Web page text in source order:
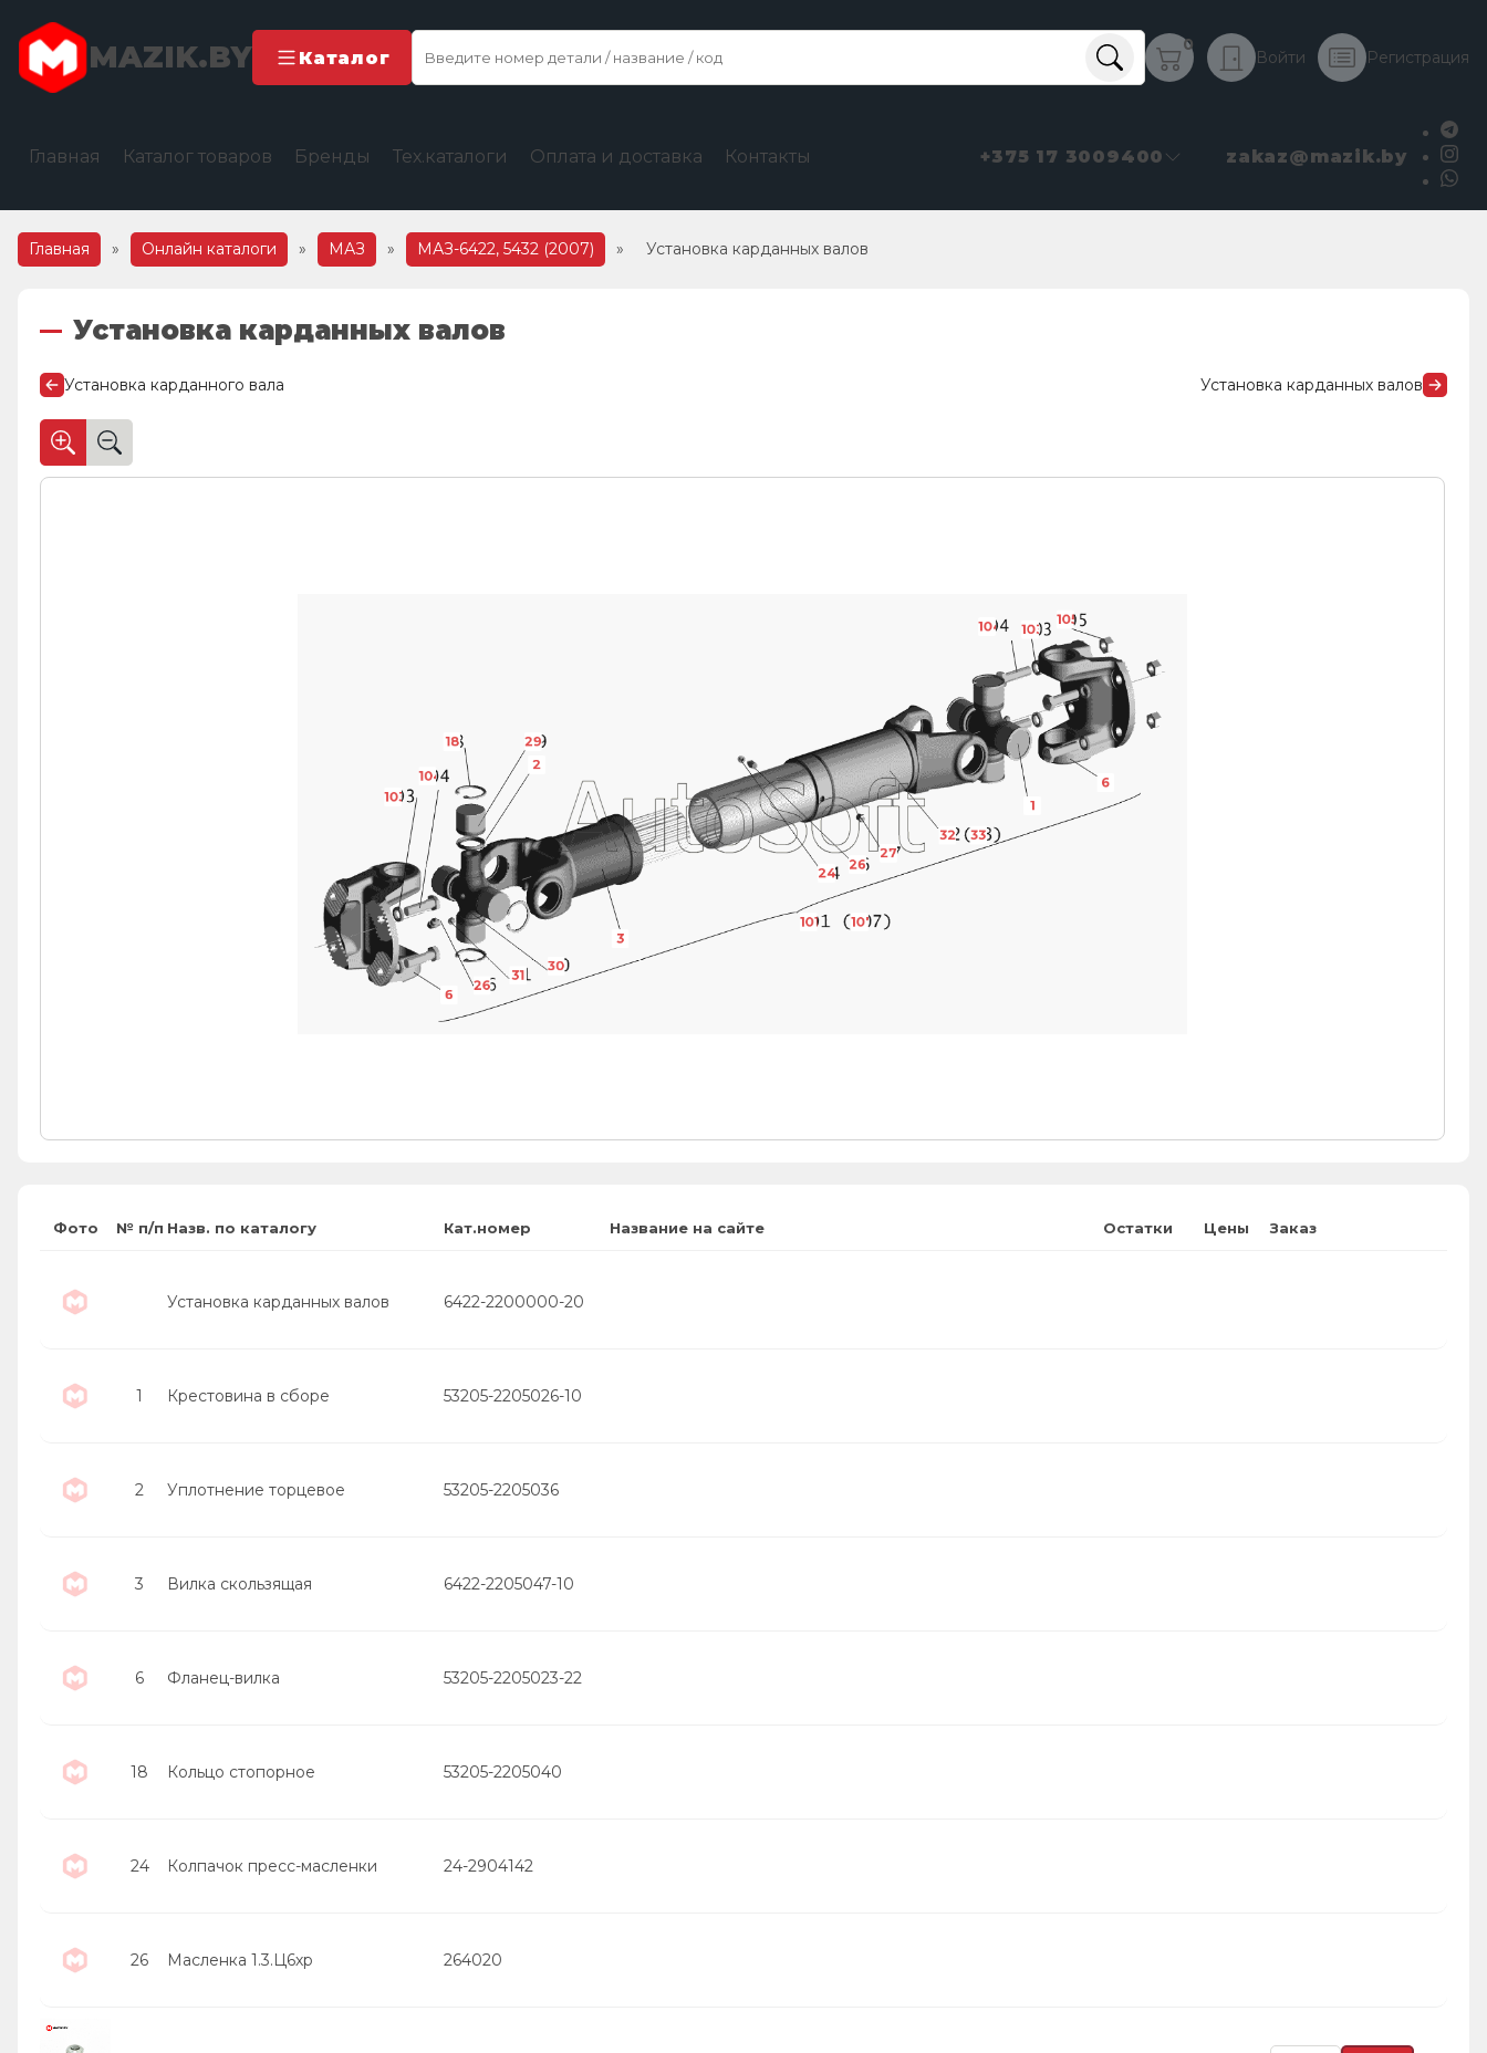
MAZIK.BY Каталог
0
Войти Регистрация
Главная Каталог товаров Бренды Тех.каталоги Оплата и доставка Контакты +375 17 3009400 zakaz@mazik.by
Главная » Онлайн каталоги » МАЗ » МАЗ-6422, 5432 (2007) » Установка карданных валов
Установка карданных валов
Установка карданного вала Установка карданных валов
6
6
33
32
31
30
29
27
26
26
24
18
3
2
1
103
103
105
104
104
107
101
Фото № п/п Назв. по каталогу Кат.номер Название на сайте Остатки Цены Заказ
Установка карданных валов 6422-2200000-20
1 Крестовина в сборе 53205-2205026-10
2 Уплотнение торцевое 53205-2205036
3 Вилка скользящая 6422-2205047-10
6 Фланец-вилка 53205-2205023-22
18 Кольцо стопорное 53205-2205040
24 Колпачок пресс-масленки 24-2904142
26 Масленка 1.3.Ц6хр 264020